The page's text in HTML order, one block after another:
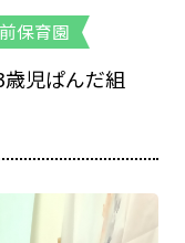
保育園
歳児ぱんだ組